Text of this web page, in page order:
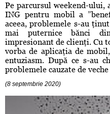
Pe parcursul weekend-ului,
ING pentru mobil a
aceea, problemele s-au
mai puternice bănci
impresionant de clienţi. Cu
vorba de aplicaţia de
entuziasm. După ce s-au
problemele cauzate de
(8 septembrie 2020)